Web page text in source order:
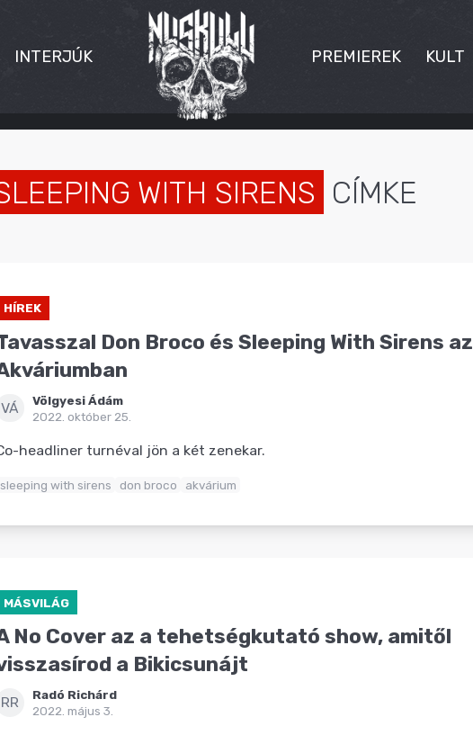
INTERJÚK PREMIEREK KULT
WITH SIRENS CÍMKE
HÍREK
Don Broco és Sleeping With Sirens az
VÁ
Völgyesi Ádám
2022. október 25.
headliner turnéval jön a két zenekar.
sleeping with sirens don broco akvárium
MÁSVILÁG
No Cover az a tehetségkutató show, amitől
a Bikicsunájt
RR
Radó Richárd
2022. május 3.